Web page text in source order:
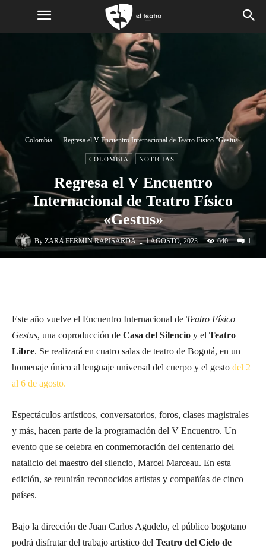
Colombia Regresa el V Encuentro Internacional de Teatro Físico "Gestus"
COLOMBIA NOTICIAS
Regresa el V Encuentro
Internacional de Teatro Físico
«Gestus»
By ZARA FERMIN RAPISARDA - 1 AGOSTO, 2023 640 1
Este año vuelve el Encuentro Internacional de Teatro Físico
Gestus, una coproducción de Casa del Silencio y el Teatro
Libre. Se realizará en cuatro salas de teatro de Bogotá, en un
homenaje único al lenguaje universal del cuerpo y el gesto del 2
al 6 de agosto.
Espectáculos artísticos, conversatorios, foros, clases magistrales
y más, hacen parte de la programación del V Encuentro. Un
evento que se celebra en conmemoración del centenario del
natalicio del maestro del silencio, Marcel Marceau. En esta
edición, se reunirán reconocidos artistas y compañías de cinco
países.
Bajo la dirección de Juan Carlos Agudelo, el público bogotano
podrá disfrutar del trabajo artístico del Teatro del Cielo de